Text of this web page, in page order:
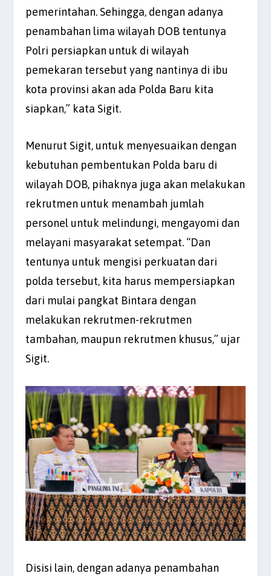
pemerintahan. Sehingga, dengan adanya
penambahan lima wilayah DOB tentunya
Polri persiapkan untuk di wilayah
pemekaran tersebut yang nantinya di ibu
kota provinsi akan ada Polda Baru kita
siapkan,” kata Sigit.
Menurut Sigit, untuk menyesuaikan dengan
kebutuhan pembentukan Polda baru di
wilayah DOB, pihaknya juga akan melakukan
rekrutmen untuk menambah jumlah
personel untuk melindungi, mengayomi dan
melayani masyarakat setempat. “Dan
tentunya untuk mengisi perkuatan dari
polda tersebut, kita harus mempersiapkan
dari mulai pangkat Bintara dengan
melakukan rekrutmen-rekrutmen
tambahan, maupun rekrutmen khusus,” ujar
Sigit.
Disisi lain, dengan adanya penambahan